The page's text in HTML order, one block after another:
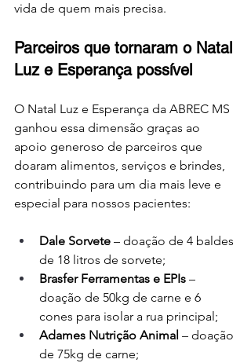
vida de quem mais precisa.
Parceiros que tornaram o Natal
Luz e Esperança possível
O Natal Luz e Esperança da ABREC MS
ganhou essa dimensão graças ao
apoio generoso de parceiros que
doaram alimentos, serviços e brindes,
contribuindo para um dia mais leve e
especial para nossos pacientes:
Dale Sorvete – doação de 4 baldes
de 18 litros de sorvete;
Brasfer Ferramentas e EPIs –
doação de 50kg de carne e 6
cones para isolar a rua principal;
Adames Nutrição Animal – doação
de 75kg de carne;